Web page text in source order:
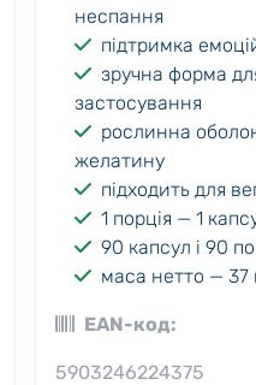
неспання
підтримка
зручна форма
застосування
рослинна
желатину
підходить для
1 порція — 1
90 капсул і 90
маса нетто — 37
EAN-код:
5903246224375